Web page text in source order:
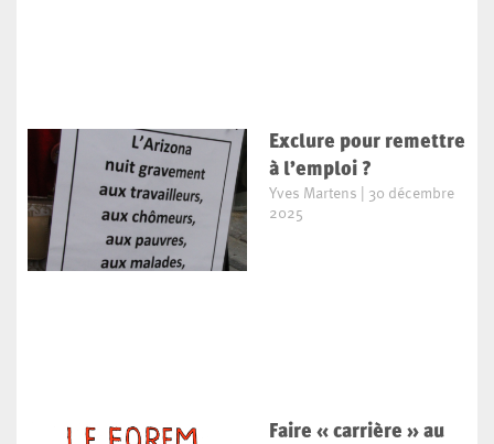
Exclure pour remettre
à l’emploi ?
Yves Martens
30 décembre
2025
Faire « carrière » au